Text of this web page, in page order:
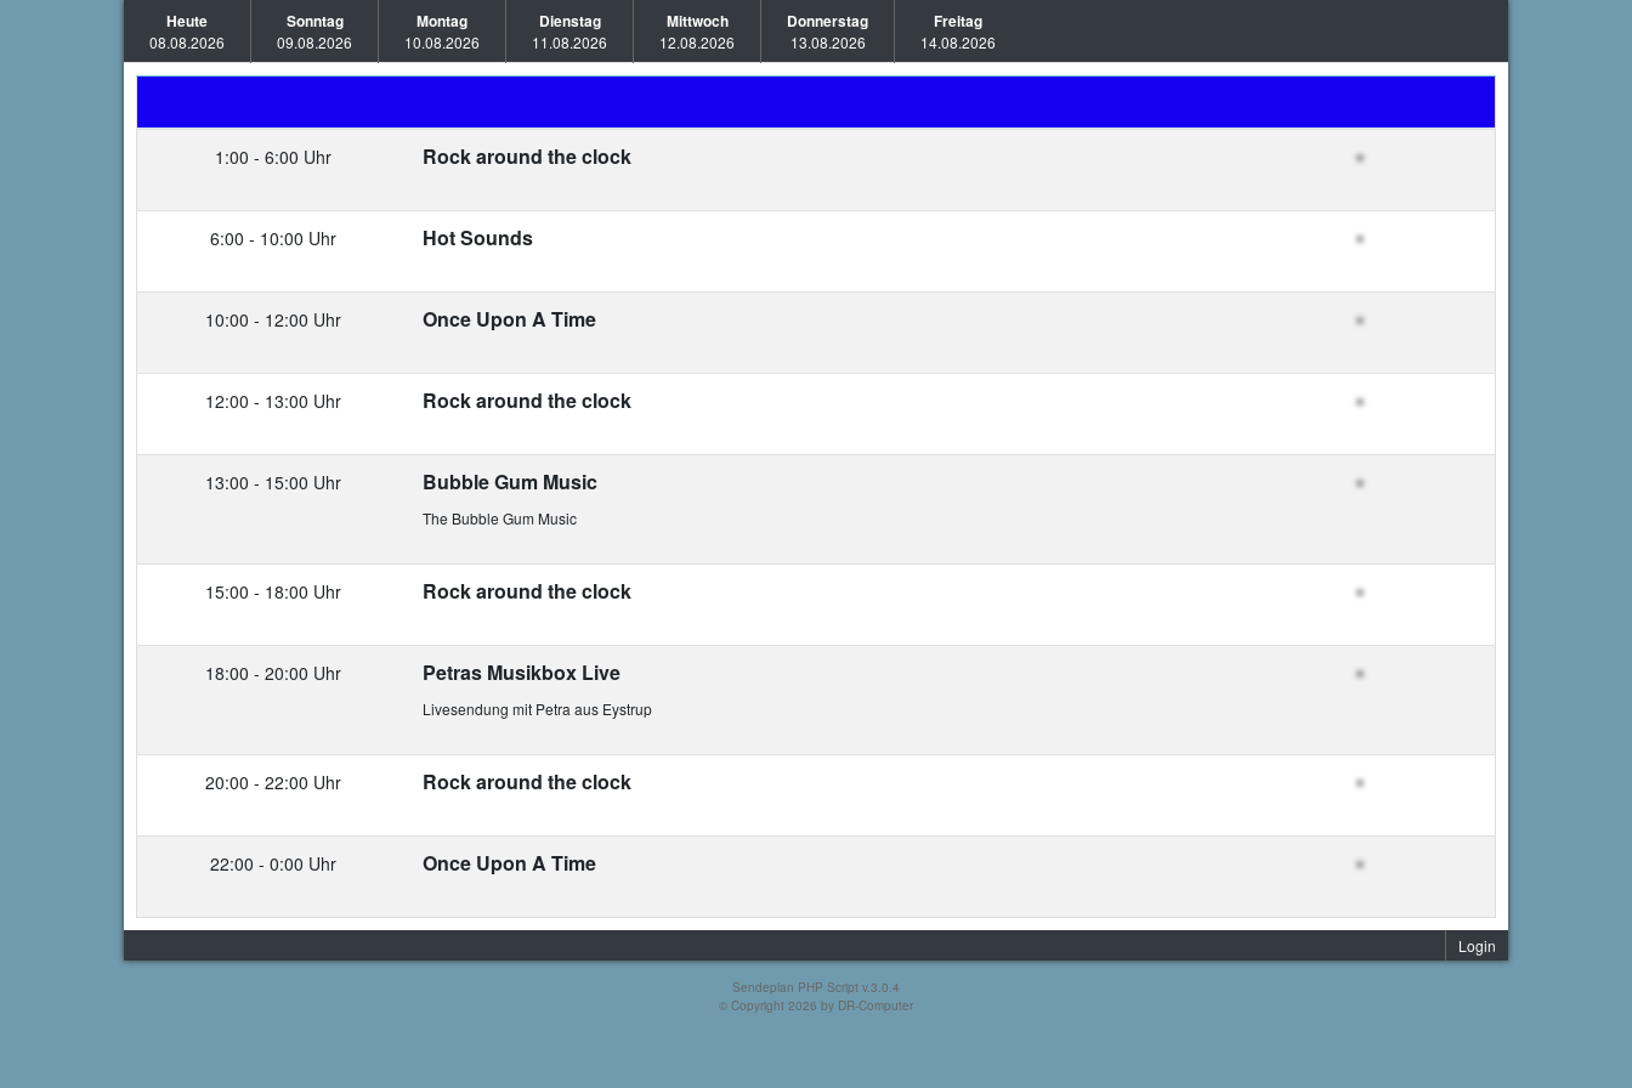
Heute
08.08.2026
Sonntag
09.08.2026
Montag
10.08.2026
Dienstag
11.08.2026
Mittwoch
12.08.2026
Donnerstag
13.08.2026
Freitag
14.08.2026
1:00 - 6:00 Uhr Rock around the clock
6:00 - 10:00 Uhr Hot Sounds
10:00 - 12:00 Uhr Once Upon A Time
12:00 - 13:00 Uhr Rock around the clock
13:00 - 15:00 Uhr Bubble Gum Music
The Bubble Gum Music
15:00 - 18:00 Uhr Rock around the clock
18:00 - 20:00 Uhr Petras Musikbox Live
Livesendung mit Petra aus Eystrup
20:00 - 22:00 Uhr Rock around the clock
22:00 - 0:00 Uhr Once Upon A Time
Login
Sendeplan PHP Script v.3.0.4
© Copyright 2026 by DR-Computer